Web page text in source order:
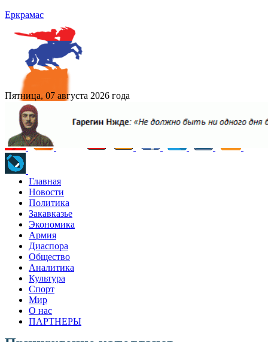
Еркрамас
Пятница, 07 августа 2026 года
Главная
Новости
Политика
Закавказье
Экономика
Армия
Диаспора
Общество
Аналитика
Культура
Спорт
Мир
О нас
ПАРТНЕРЫ